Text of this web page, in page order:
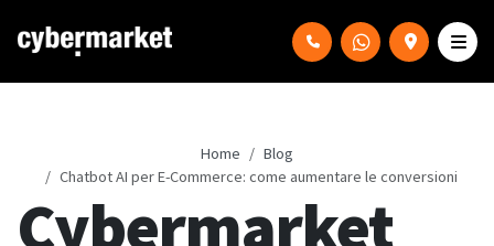
Home
Blog
Chatbot AI per E-Commerce: come aumentare le conversioni
Cybermarket